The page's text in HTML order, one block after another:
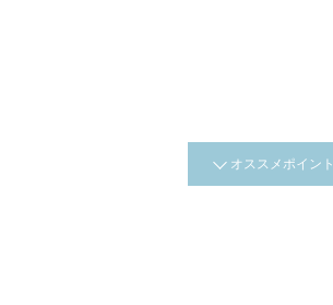
オススメポイント